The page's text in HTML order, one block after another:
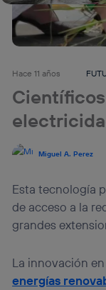
Hace 11 años
Miguel A. Perez
Esta tecnología
de acceso a la
grandes
La innovación
energías